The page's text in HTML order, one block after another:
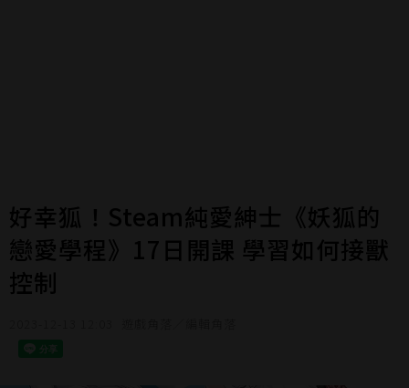
好幸狐！Steam純愛紳士《妖狐的
戀愛學程》17日開課 學習如何接獸
控制